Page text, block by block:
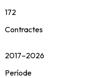
172
Contractes
2017–2026
Període